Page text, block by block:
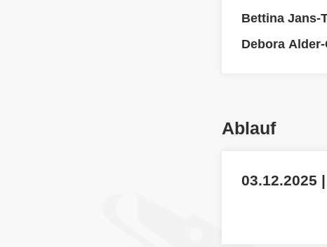
Bettina Jans-
Debora
Ablauf
03.12.2025